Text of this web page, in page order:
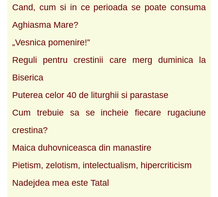
Cand, cum si in ce perioada se poate consuma
Aghiasma Mare?
„Vesnica pomenire!”
Reguli pentru crestinii care merg duminica la
Biserica
Puterea celor 40 de liturghii si parastase
Cum trebuie sa se incheie fiecare rugaciune
crestina?
Maica duhovniceasca din manastire
Pietism, zelotism, intelectualism, hipercriticism
Nadejdea mea este Tatal